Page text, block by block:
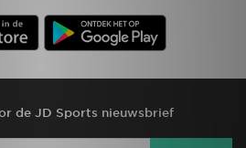
de JD Sports nieuwsbrief